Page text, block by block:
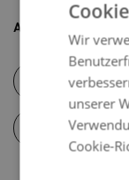
Artikelnummer :
Pflege-&
Digitale
Wir
unserer
Cookie-